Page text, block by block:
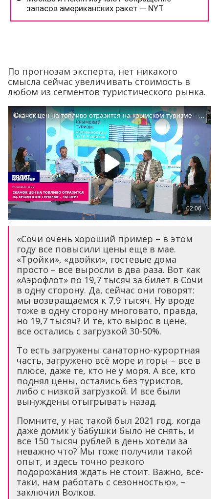
По прогнозам эксперта, нет никакого
смысла сейчас увеличивать стоимость в
любом из сегментов туристического рынка.
«Сочи очень хороший пример – в этом
году все повысили цены еще в мае.
«Тройки», «двойки», гостевые дома
просто – все выросли в два раза. Вот как
«Аэрофлот» по 19,7 тысяч за билет в Сочи
в одну сторону. Да, сейчас они говорят:
мы возвращаемся к 7,9 тысяч. Ну вроде
тоже в одну сторону многовато, правда,
но 19,7 тысяч? И те, кто вырос в цене,
все остались с загрузкой 30-50%.
То есть загружены санаторно-курортная
часть, загружено всё море и горы – все в
плюсе, даже те, кто не у моря. А все, кто
поднял цены, остались без туристов,
либо с низкой загрузкой. И все были
вынуждены отыгрывать назад.
Помните, у нас такой был 2021 год, когда
даже домик у бабушки было не снять, и
все 150 тысяч рублей в день хотели за
неважно что? Мы тоже получили такой
опыт, и здесь точно резкого
подорожания ждать не стоит. Важно, всё-
таки, нам работать с сезонностью», –
заключил Волков.